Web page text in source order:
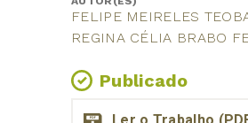
FELIPE MEIRELES
REGINA CÉLIA BRABO
Publicado